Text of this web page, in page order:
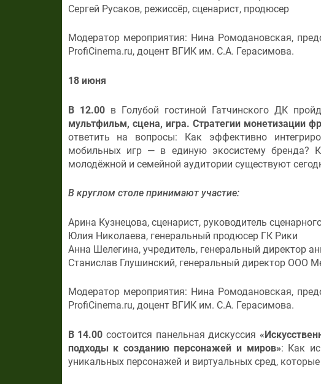
Сергей Русаков, режиссёр, сценарист, продюсер
Модератор мероприятия: Нина Ромодановская,
ProfiCinema.ru, доцент ВГИК им. С.А. Герасимова.
18 июня
В 12.00в Голубой гостиной Гатчинского ДК
мультфильм, сцена, игра. Стратегии монетизации
ответить на вопросы: Как эффективно
мобильных игр — в единую экосистему бренда?
молодёжной и семейной аудитории существуют
В круглом столе принимают участие:
Арина Кузнецова, сценарист, руководитель
Юлия Николаева, генеральный продюсер ГК Рики
Анна Шелегина, учредитель, генеральный директор
Станислав Глушинский, генеральный директор ООО
Модератор мероприятия: Нина Ромодановская,
ProfiCinema.ru, доцент ВГИК им. С.А. Герасимова.
В 14.00 состоится панельная дискуссия
подходы к созданию персонажей и миров»: Как
уникальных персонажей и виртуальных сред,